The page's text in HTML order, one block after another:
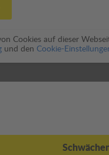
Cookies auf dieser
und den Cookie-